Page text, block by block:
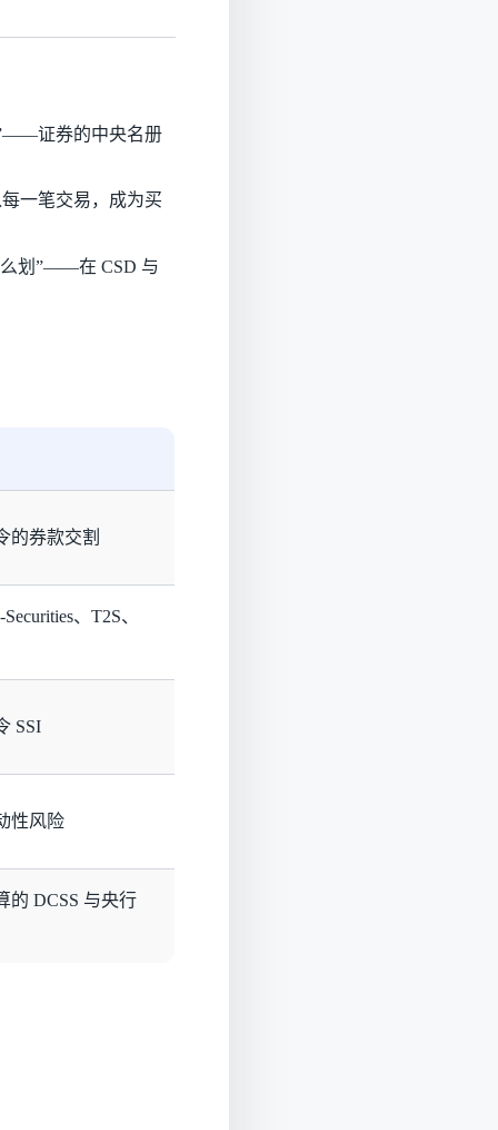
证券的中央名册
一笔交易，成为买
划”——在 CSD 与
的券款交割
、T2S、
SSI
性风险
的 DCSS 与央行